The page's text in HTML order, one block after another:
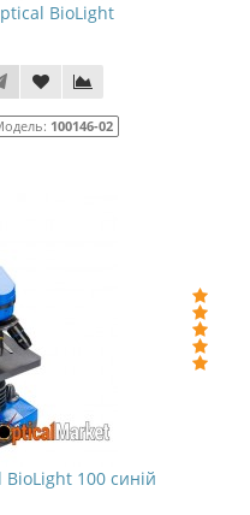
BioLight
100146-02
100 синій